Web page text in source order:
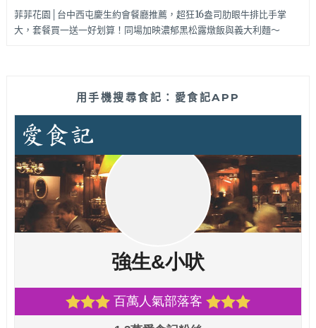
菲菲花園│台中西屯慶生約會餐廳推薦，超狂16盎司肋眼牛排比手掌
大，套餐買一送一好划算！同場加映濃郁黑松露燉飯與義大利麵～
用手機搜尋食記：愛食記APP